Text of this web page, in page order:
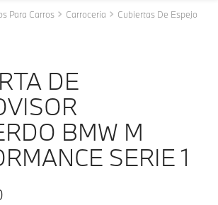
Para Carros Carrocería Cubiertas De Espejo
DE
BMW M
SERIE 1